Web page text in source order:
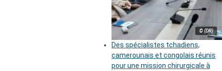
© (DR)
Des spécialistes tchadiens,
camerounais et congolais réunis
pour une mission chirurgicale à